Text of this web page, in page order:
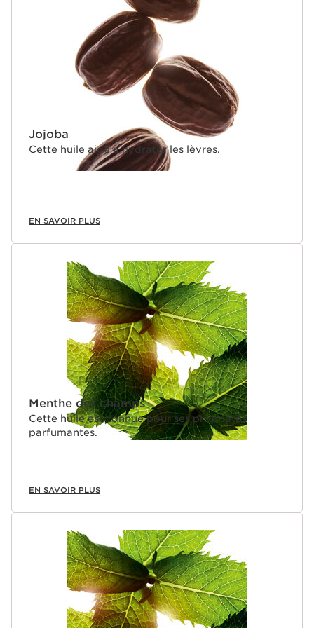
de jojoba allie sensorialité et confort, elle s’adapte au
pH des lèvres et révèle un rose frais naturel, sur mesure
*Chez Clarins.
La CRYO-ACTIVE TECHNOLOGY associe menthol et
huile essentielle de menthe des champs, inspirée de la
cryothérapie. Cette formule offre un effet cryo frais
repulpant, procurant une fraîcheur immédiate à
l’application.
Jojoba
Cette huile aide à hydrater les lèvres.
EN SAVOIR PLUS
Menthe des champs
Cette huile est connue pour ses propriétés
parfumantes.
EN SAVOIR PLUS